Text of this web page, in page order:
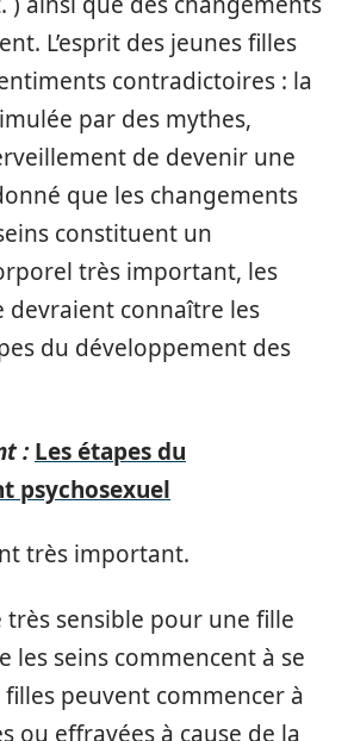
L’esprit des jeunes filles
contradictoires : la
par des mythes,
de devenir une
que les changements
constituent un
très important, les
devraient connaître les
du développement des
: Les étapes du
psychosexuel
très important.
très sensible pour une fille
les seins commencent à se
filles peuvent commencer à
ou effrayées à cause de la